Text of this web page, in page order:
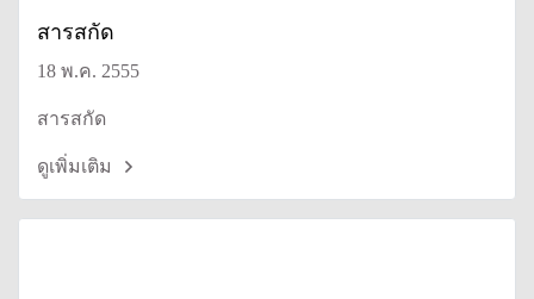
สารสกัด
18 พ.ค. 2555
สารสกัด
ดูเพิ่มเติม